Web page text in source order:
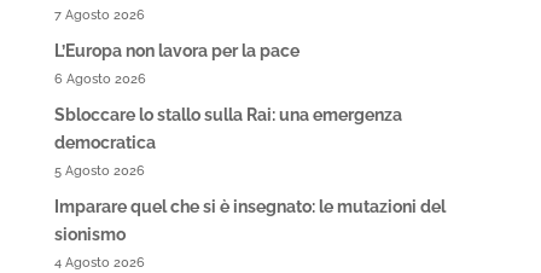
7 Agosto 2026
L’Europa non lavora per la pace
6 Agosto 2026
Sbloccare lo stallo sulla Rai: una emergenza
democratica
5 Agosto 2026
Imparare quel che si è insegnato: le mutazioni del
sionismo
4 Agosto 2026